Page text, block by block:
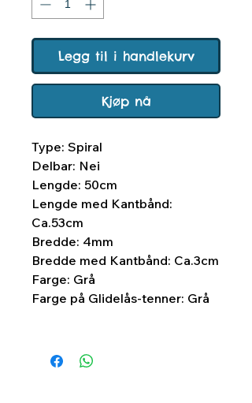
Legg til i handlekurv
Kjøp nå
Type: Spiral
Delbar: Nei
Lengde: 50cm
Lengde med Kantbånd:
Ca.53cm
Bredde: 4mm
Bredde med Kantbånd: Ca.3cm
Farge: Grå
Farge på Glidelås-tenner: Grå